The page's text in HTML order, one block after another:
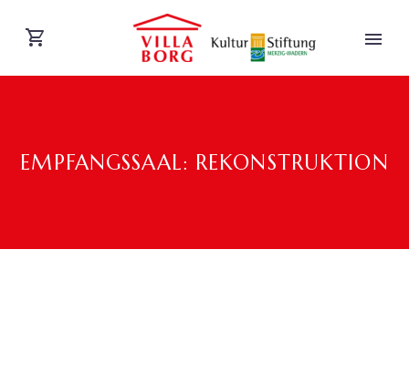
EMPFANGSSAAL: REKONSTRUKTION